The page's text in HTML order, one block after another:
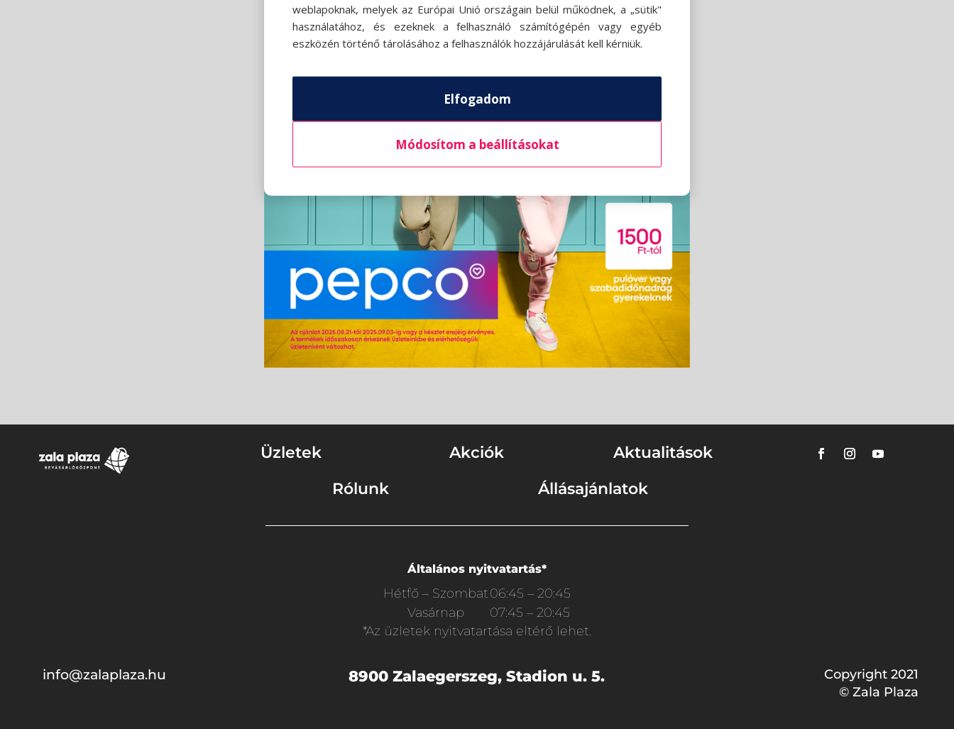
Üzletek Akciók
Aktualitások
Rólunk
Állásajánlatok
Általános nyitvatartás*
Hétfő – Szombat06:45 – 20:45
Vasárnap
07:45 – 20:45
*Az üzletek nyitvatartása eltérő lehet.
info@zalaplaza.hu 8900 Zalaegerszeg, Stadion u. 5.
Copyright 2021
© Zala Plaza
weblapoknak, melyek az Európai Unió országain belül működnek, a „sütik"
használatához, és ezeknek a felhasználó számítógépén vagy egyéb
eszközén történő tárolásához a felhasználók hozzájárulását kell kérniük.
Elfogadom
Módosítom a beállításokat